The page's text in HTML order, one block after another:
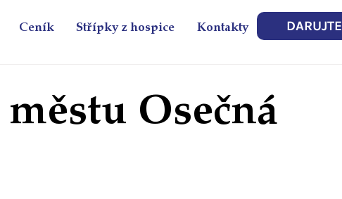
Ceník Střípky z hospice Kontakty DARUJTE
Osečná